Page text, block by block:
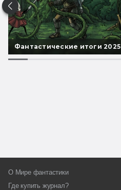
Фантастические итоги 2025
О Мире фантастики
Где купить журнал?